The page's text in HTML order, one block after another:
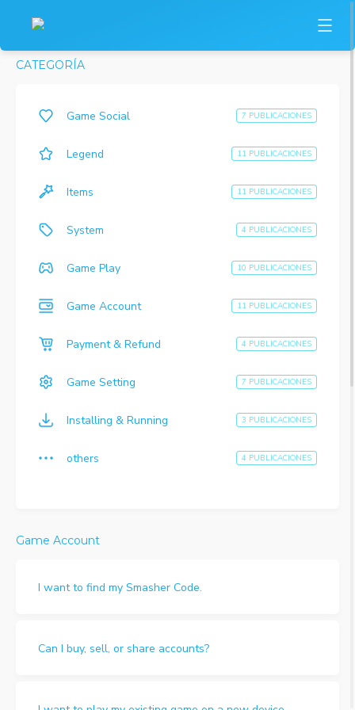
CATEGORÍA
Game Social 7 PUBLICACIONES
Legend 11 PUBLICACIONES
Items 11 PUBLICACIONES
System 4 PUBLICACIONES
Game Play 10 PUBLICACIONES
Game Account 11 PUBLICACIONES
Payment & Refund 4 PUBLICACIONES
Game Setting 7 PUBLICACIONES
Installing & Running 3 PUBLICACIONES
others 4 PUBLICACIONES
Game Account
I want to find my Smasher Code.
Can I buy, sell, or share accounts?